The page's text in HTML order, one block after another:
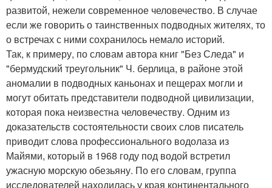
развитой, нежели современное человечество. В случае
если же говорить о таинственных подводных жителях, то
о встречах с ними сохранилось немало историй.
Так, к примеру, по словам автора книг "Без Следа" и
"бермудский треугольник" Ч. берлица, в районе этой
аномалии в подводных каньонах и пещерах могли и
могут обитать представители подводной цивилизации,
которая пока неизвестна человечеству. Одним из
доказательств состоятельности своих слов писатель
приводит слова профессионального водолаза из
Майями, который в 1968 году под водой встретил
ужасную морскую обезьяну. По его словам, группа
исследователей находилась у края континентального